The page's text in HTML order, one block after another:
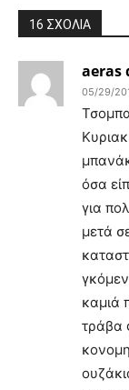
16 ΣΧΟΛΙΑ
aeras
05/29/
όσα
για
μετά
καμιά
τράβα